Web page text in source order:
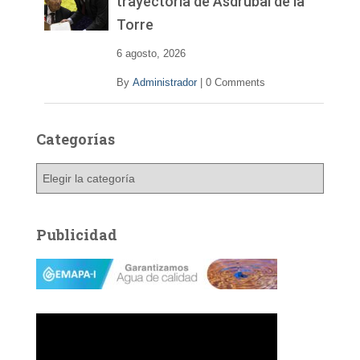
Torre
6 agosto, 2026
By Administrador 0 Comments
Categorías
g
o
a
Publicidad